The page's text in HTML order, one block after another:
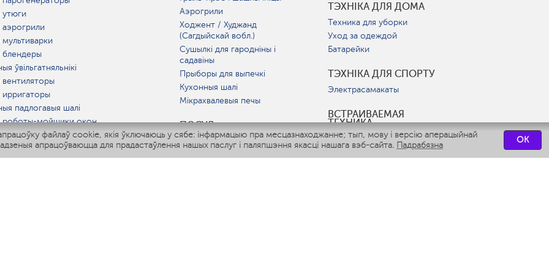
файлаў cookie, якія ўключаюць у сябе: інфармацыю пра месцазнаходжанне; тып, мову і версію аперацыйнай
апрацоўваюцца для прадастаўлення нашых паслуг і паляпшэння якасці нашага вэб-сайта. Падрабязна
OK
ўвільгатняльнікі
падлогавыя шалі
роботы-мойщики окон
мультиварки
IQ Home
Аэрогрили
Ходжент / Худжанд
(Сагдыйскай вобл.)
Сушылкі для гародніны і
садавіны
Прыборы для выпечкі
Кухонныя шалі
Мікрахвалевыя печы
ПОСУД
ТЭХНІКА ДЛЯ ДОМА
Техника для уборки
Уход за одеждой
Батарейки
ТЭХНІКА ДЛЯ СПОРТУ
Электрасамакаты
ВСТРАИВАЕМАЯ
ТЕХНИКА
Вытяжки
Варочные панели